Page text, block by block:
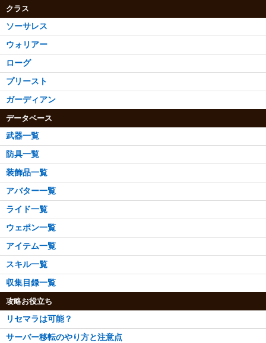
クラス
ソーサレス
ウォリアー
ローグ
プリースト
ガーディアン
データベース
武器一覧
防具一覧
装飾品一覧
アバター一覧
ライド一覧
ウェポン一覧
アイテム一覧
スキル一覧
収集目録一覧
攻略お役立ち
リセマラは可能？
サーバー移転のやり方と注意点